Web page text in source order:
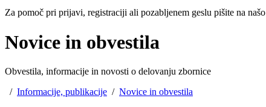
Za pomoč pri prijavi, registraciji ali pozabljenem geslu pišite na našo
Novice in obvestila
Obvestila, informacije in novosti o delovanju zbornice
/ Informacije, publikacije / Novice in obvestila